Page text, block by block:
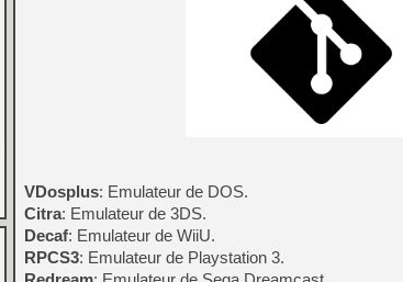
VDosplus: Emulateur de DOS.
Citra: Emulateur de 3DS.
Decaf: Emulateur de WiiU.
RPCS3: Emulateur de Playstation 3.